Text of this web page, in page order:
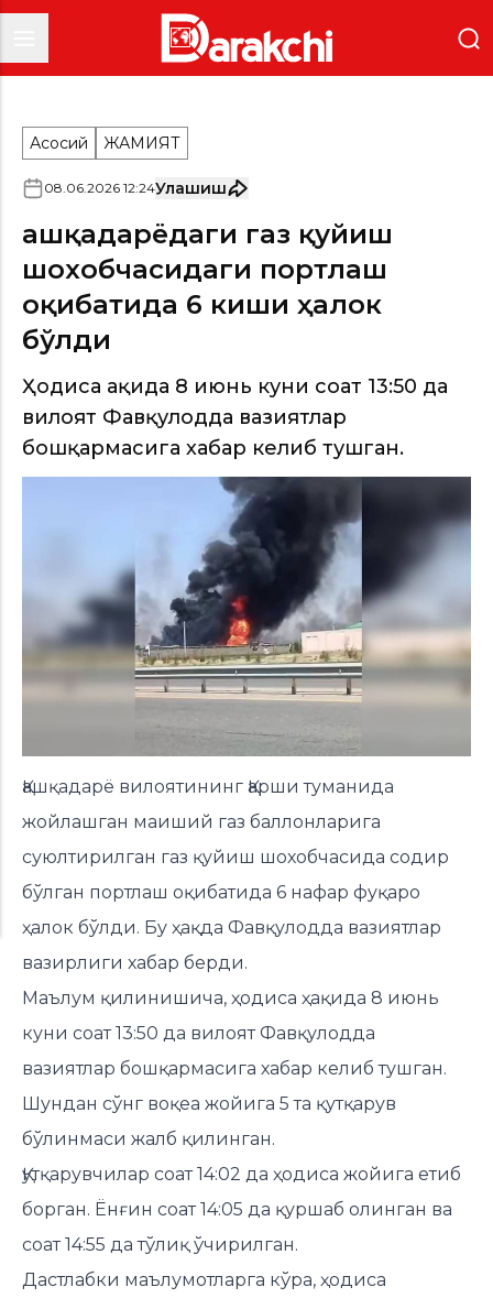
Асосий ЖАМИЯТ
08.06.2026 12:24Улашиш
Қашқадарёдаги газ қуйиш
шохобчасидаги портлаш
оқибатида 6 киши ҳалок
бўлди
Ҳодиса ҳақида 8 июнь куни соат 13:50 да
вилоят Фавқулодда вазиятлар
бошқармасига хабар келиб тушган.
Қашқадарё вилоятининг Қарши туманида
жойлашган маиший газ баллонларига
суюлтирилган газ қуйиш шохобчасида содир
бўлган портлаш оқибатида 6 нафар фуқаро
ҳалок бўлди. Бу ҳақда Фавқулодда вазиятлар
вазирлиги хабар берди.
Маълум қилинишича, ҳодиса ҳақида 8 июнь
куни соат 13:50 да вилоят Фавқулодда
вазиятлар бошқармасига хабар келиб тушган.
Шундан сўнг воқеа жойига 5 та қутқарув
бўлинмаси жалб қилинган.
Қутқарувчилар соат 14:02 да ҳодиса жойига етиб
борган. Ёнғин соат 14:05 да қуршаб олинган ва
соат 14:55 да тўлиқ ўчирилган.
Дастлабки маълумотларга кўра, ҳодиса